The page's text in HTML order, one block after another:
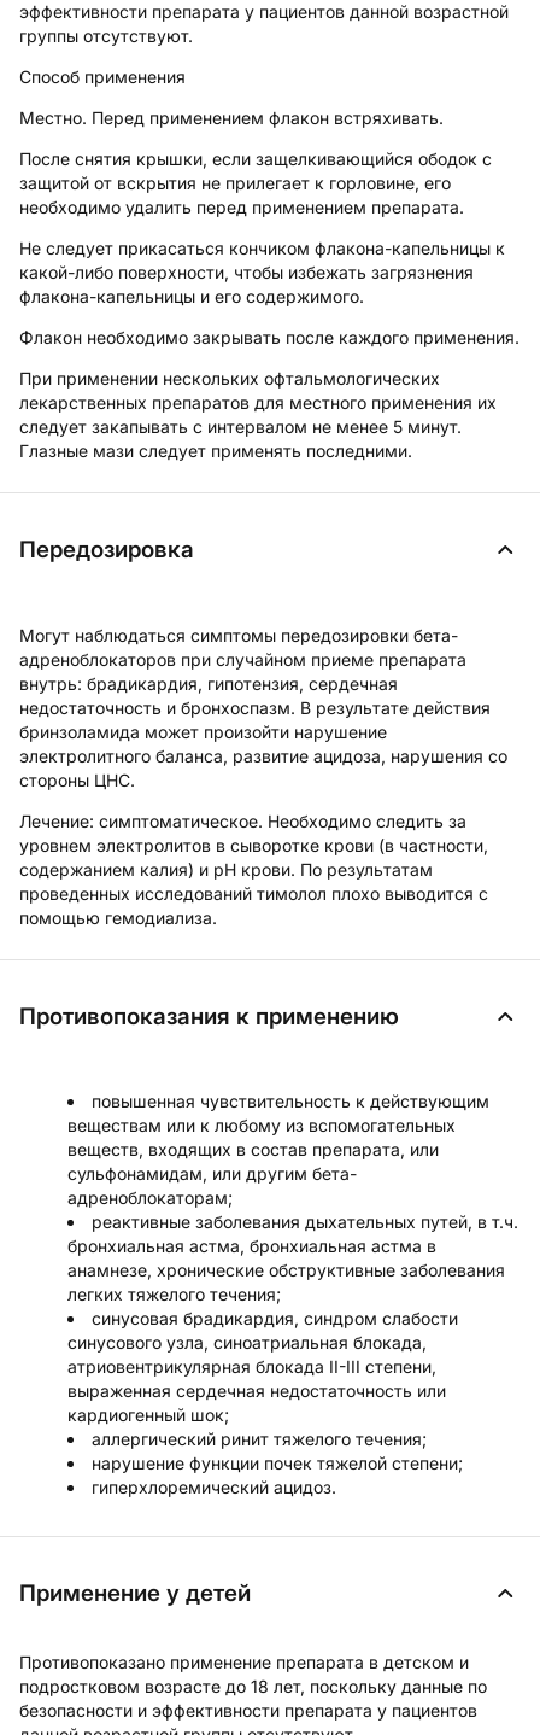
эффективности препарата у пациентов данной возрастной
группы отсутствуют.
Способ применения
Местно. Перед применением флакон встряхивать.
После снятия крышки, если защелкивающийся ободок с
защитой от вскрытия не прилегает к горловине, его
необходимо удалить перед применением препарата.
Не следует прикасаться кончиком флакона-капельницы к
какой-либо поверхности, чтобы избежать загрязнения
флакона-капельницы и его содержимого.
Флакон необходимо закрывать после каждого применения.
При применении нескольких офтальмологических
лекарственных препаратов для местного применения их
следует закапывать с интервалом не менее 5 минут.
Глазные мази следует применять последними.
Передозировка
Могут наблюдаться симптомы передозировки бета-
адреноблокаторов при случайном приеме препарата
внутрь: брадикардия, гипотензия, сердечная
недостаточность и бронхоспазм. В результате действия
бринзоламида может произойти нарушение
электролитного баланса, развитие ацидоза, нарушения со
стороны ЦНС.
Лечение: симптоматическое. Необходимо следить за
уровнем электролитов в сыворотке крови (в частности,
содержанием калия) и рН крови. По результатам
проведенных исследований тимолол плохо выводится с
помощью гемодиализа.
Противопоказания к применению
повышенная чувствительность к действующим
веществам или к любому из вспомогательных
веществ, входящих в состав препарата, или
сульфонамидам, или другим бета-
адреноблокаторам;
реактивные заболевания дыхательных путей, в т.ч.
бронхиальная астма, бронхиальная астма в
анамнезе, хронические обструктивные заболевания
легких тяжелого течения;
синусовая брадикардия, синдром слабости
синусового узла, синоатриальная блокада,
атриовентрикулярная блокада II-III степени,
выраженная сердечная недостаточность или
кардиогенный шок;
аллергический ринит тяжелого течения;
нарушение функции почек тяжелой степени;
гиперхлоремический ацидоз.
Применение у детей
Противопоказано применение препарата в детском и
подростковом возрасте до 18 лет, поскольку данные по
безопасности и эффективности препарата у пациентов